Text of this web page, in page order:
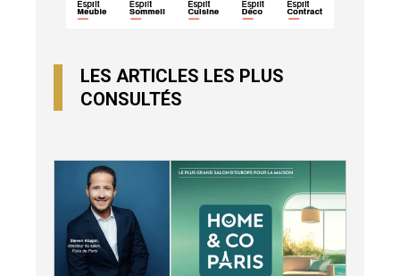
LES ARTICLES LES PLUS
CONSULTÉS